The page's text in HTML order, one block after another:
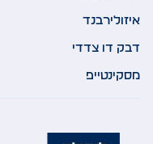
איזולירבנד
דבק דו צדדי
מסקינטייפ